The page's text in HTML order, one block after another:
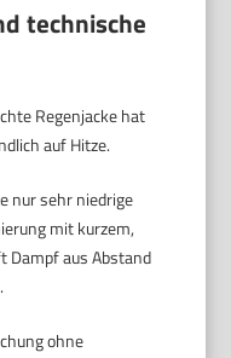
technische
Regenjacke hat
auf Hitze.
nur sehr niedrige
mit kurzem,
Dampf aus Abstand
ohne